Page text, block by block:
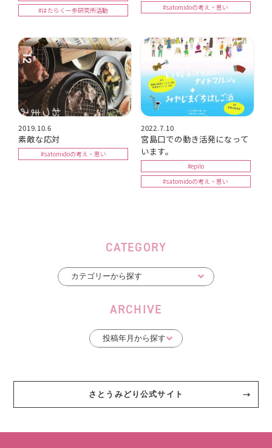
#はたらく一歩研究所活動
#satomidoの考え・思い
2019.10.6
素敵な応対
#satomidoの考え・思い
2022.7.10
宮島口での動き活発になって
います。
#epilo
#satomidoの考え・思い
CATEGORY
ARCHIVE
さとうみどり公式サイト